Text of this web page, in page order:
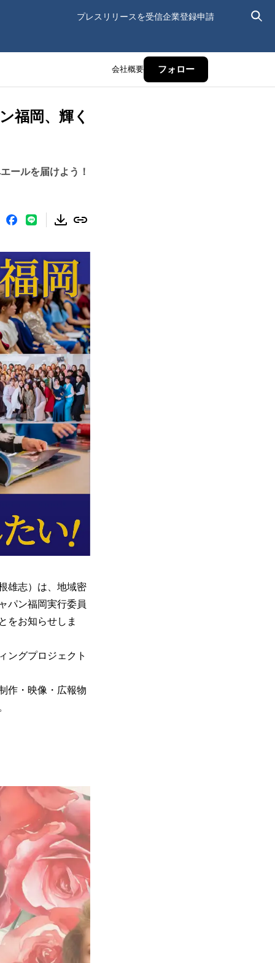
プレスリリースを受信企業登録申請
会社概要 フォロー
福岡、輝く
ールを届けよう！
雄志）は、地域密
パン福岡実行委員
をお知らせしま
ングプロジェクト
作・映像・広報物